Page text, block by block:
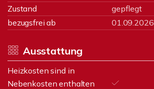
Zustand
gepflegt
bezugsfrei ab
01.09.2026
Ausstattung
Heizkosten sind in
Nebenkosten enthalten